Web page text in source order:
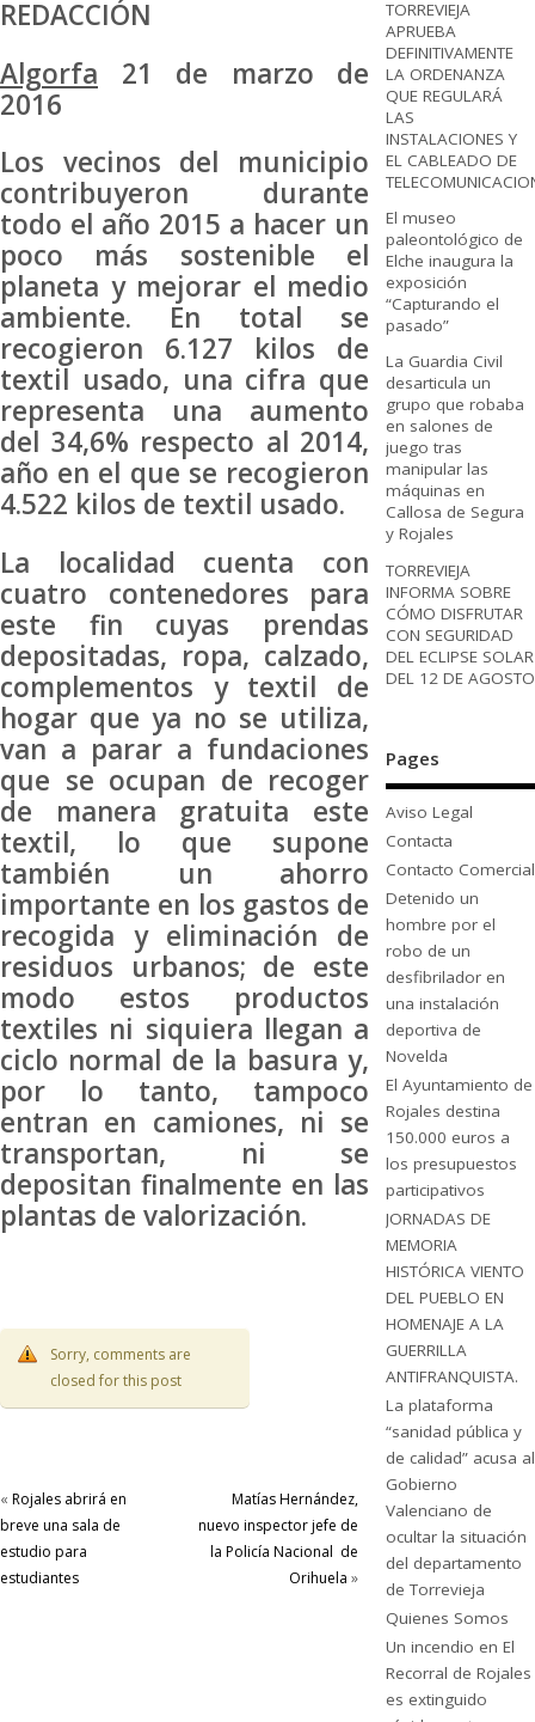
REDACCIÓN
Algorfa 21 de marzo de
2016
Los vecinos del municipio
contribuyeron durante
todo el año 2015 a hacer un
poco más sostenible el
planeta y mejorar el medio
ambiente. En total se
recogieron 6.127 kilos de
textil usado, una cifra que
representa una aumento
del 34,6% respecto al 2014,
año en el que se recogieron
4.522 kilos de textil usado.
La localidad cuenta con
cuatro contenedores para
este fin cuyas prendas
depositadas, ropa, calzado,
complementos y textil de
hogar que ya no se utiliza,
van a parar a fundaciones
que se ocupan de recoger
de manera gratuita este
textil, lo que supone
también un ahorro
importante en los gastos de
recogida y eliminación de
residuos urbanos; de este
modo estos productos
textiles ni siquiera llegan a
ciclo normal de la basura y,
por lo tanto, tampoco
entran en camiones, ni se
transportan, ni se
depositan finalmente en las
plantas de valorización.
Sorry, comments are
closed for this post
« Rojales abrirá en
breve una sala de
estudio para
estudiantes
Matías Hernández,
nuevo inspector jefe de
la Policía Nacional de
Orihuela »
TORREVIEJA
APRUEBA
DEFINITIVAMENTE
LA ORDENANZA
QUE REGULARÁ
LAS
INSTALACIONES Y
EL CABLEADO DE
El museo
paleontológico de
Elche inaugura la
exposición
“Capturando el
pasado”
La Guardia Civil
desarticula un
grupo que robaba
en salones de
juego tras
manipular las
máquinas en
Callosa de Segura
y Rojales
TORREVIEJA
INFORMA SOBRE
CÓMO DISFRUTAR
CON SEGURIDAD
DEL ECLIPSE SOLAR
DEL 12 DE AGOSTO
Pages
Aviso Legal
Contacta
Contacto Comercial
Detenido un
hombre por el
robo de un
desfibrilador en
una instalación
deportiva de
Novelda
El Ayuntamiento de
Rojales destina
150.000 euros a
los presupuestos
participativos
JORNADAS DE
MEMORIA
HISTÓRICA VIENTO
DEL PUEBLO EN
HOMENAJE A LA
GUERRILLA
ANTIFRANQUISTA.
La plataforma
“sanidad pública y
de calidad” acusa al
Gobierno
Valenciano de
ocultar la situación
del departamento
de Torrevieja
Quienes Somos
Un incendio en El
Recorral de Rojales
es extinguido